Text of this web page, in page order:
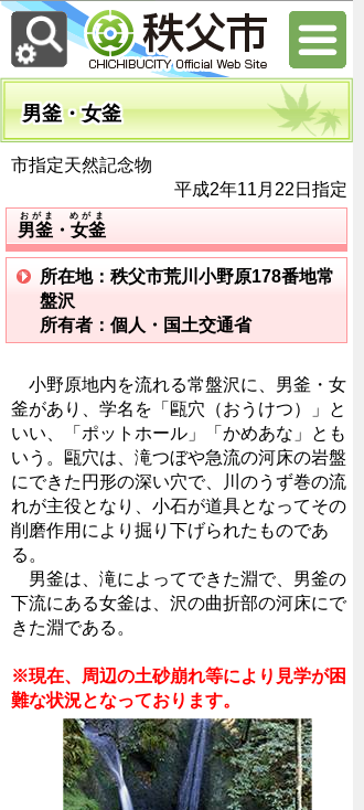
男釜・女釜
市指定天然記念物
平成2年11月22日指定
男釜・女釜
おがま めがま
所在地：秩父市荒川小野原178番地常
盤沢
所有者：個人・国土交通省
小野原地内を流れる常盤沢に、男釜・女
釜があり、学名を「甌穴（おうけつ）」と
いい、「ポットホール」「かめあな」とも
いう。甌穴は、滝つぼや急流の河床の岩盤
にできた円形の深い穴で、川のうず巻の流
れが主役となり、小石が道具となってその
削磨作用により掘り下げられたものであ
る。
男釜は、滝によってできた淵で、男釜の
下流にある女釜は、沢の曲折部の河床にで
きた淵である。
※現在、周辺の土砂崩れ等により見学が困
難な状況となっております。